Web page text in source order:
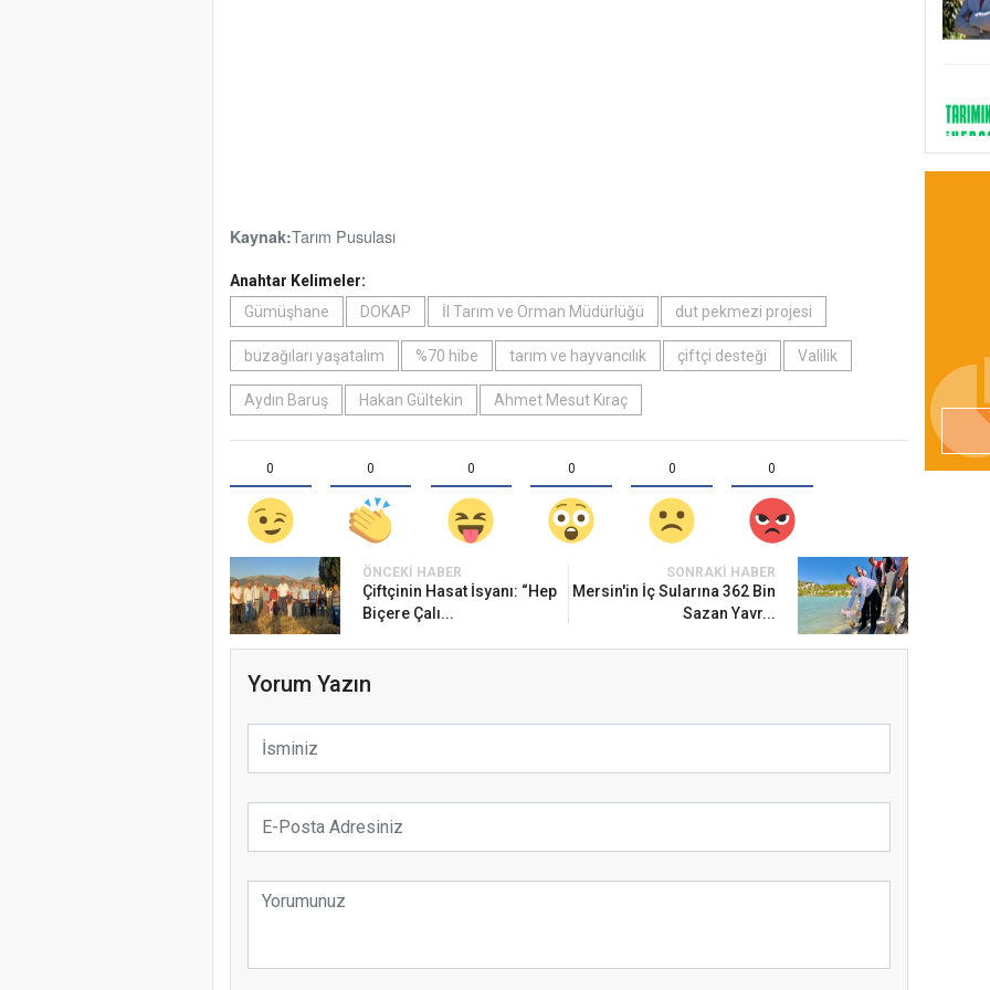
Kaynak:Tarım Pusulası
Anahtar Kelimeler:
Gümüşhane
DOKAP İl Tarım ve Orman Müdürlüğü dut pekmezi projesi
buzağıları yaşatalım %70 hibe tarım ve hayvancılık çiftçi desteği Valilik
Aydın Baruş Hakan Gültekin Ahmet Mesut Kıraç
0 0 0 0 0 0
ÖNCEKI HABER
Çiftçinin Hasat İsyanı: “Hep
Biçere Çalı...
SONRAKI HABER
Mersin'in İç Sularına 362 Bin
Sazan Yavr...
Yorum Yazın